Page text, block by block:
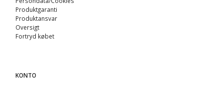
Produktgaranti
Produktansvar
Oversigt
Fortryd købet
KONTO